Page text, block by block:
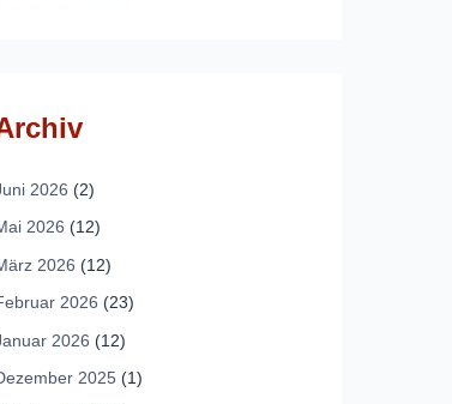
2026 (2)
2026 (12)
2026 (12)
2026 (23)
2026 (12)
2025 (1)